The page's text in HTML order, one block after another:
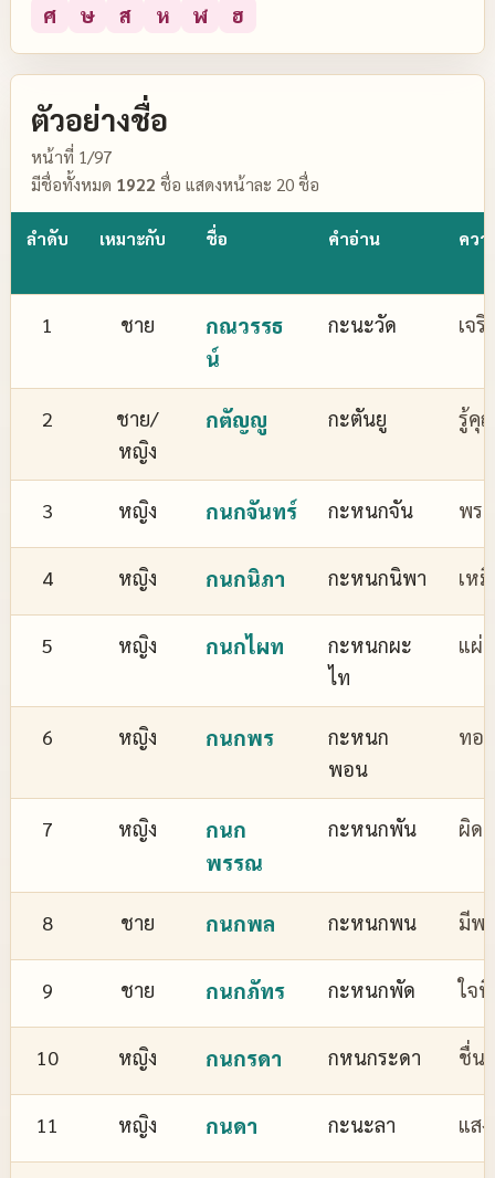
ศ ษ ส ห ฬ ฮ
ตัวอย่างชื่อ
หน้าที่ 1/97
มีชื่อทั้งหมด 1922 ชื่อ แสดงหน้าละ 20 ชื่อ
ลำดับ เหมาะกับ ชื่อ คำอ่าน คว
1 ชาย
กณวรรธ
น์
กะนะวัด เจ
2
ชาย/
หญิง
กตัญญู กะตันยู รู้คุ
3 หญิง กนกจันทร์ กะหนกจัน พร
4 หญิง กนกนิภา กะหนกนิพา เห
5 หญิง กนกไผท
กะหนกผะ
ไท
แผ่
6 หญิง กนกพร
กะหนก
พอน
ทอ
7 หญิง
กนก
พรรณ
กะหนกพัน ผิด
8 ชาย กนกพล กะหนกพน มีพ
9 ชาย กนกภัทร กะหนกพัด ใจ
10 หญิง กนกรดา กหนกระดา ชื่น
11 หญิง กนดา กะนะลา แสง